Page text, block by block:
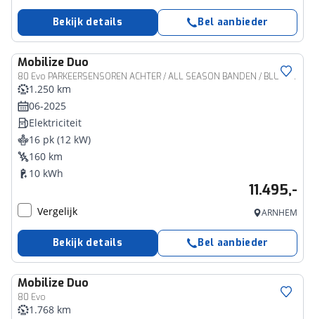
Bekijk details Bel aanbieder
Mobilize Duo
80 Evo PARKEERSENSOREN ACHTER / ALL SEASON BANDEN / BLUETOOTH CARKIT
1.250 km
06-2025
Elektriciteit
16 pk (12 kW)
160 km
10 kWh
11.495,-
Vergelijk ARNHEM
Bekijk details Bel aanbieder
Mobilize Duo
80 Evo
1.768 km